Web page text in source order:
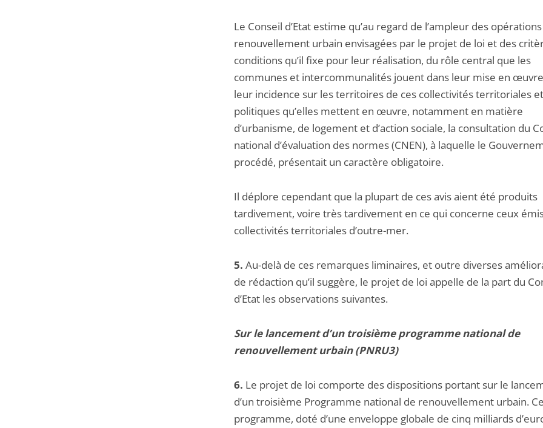
Le Conseil d’Etat estime qu’au regard de l’ampleur des
renouvellement urbain envisagées par le projet de loi et des
conditions qu’il fixe pour leur réalisation, du rôle central que les
communes et intercommunalités jouent dans leur mise en
leur incidence sur les territoires de ces collectivités territoriales
politiques qu’elles mettent en œuvre, notamment en matière
d’urbanisme, de logement et d’action sociale, la consultation du
national d’évaluation des normes (CNEN), à laquelle le
procédé, présentait un caractère obligatoire.
Il déplore cependant que la plupart de ces avis aient été produits
tardivement, voire très tardivement en ce qui concerne ceux
collectivités territoriales d’outre-mer.
5. Au-delà de ces remarques liminaires, et outre diverses
de rédaction qu’il suggère, le projet de loi appelle de la part du
d’Etat les observations suivantes.
Sur le lancement d’un troisième programme national de
renouvellement urbain (PNRU3)
6. Le projet de loi comporte des dispositions portant sur le
d’un troisième Programme national de renouvellement urbain. Ce
programme, doté d’une enveloppe globale de cinq milliards